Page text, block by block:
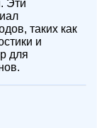
Эти
таких как
и
для